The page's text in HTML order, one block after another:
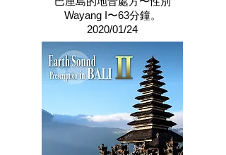
Wayang I〜63分鐘。
2020/01/24